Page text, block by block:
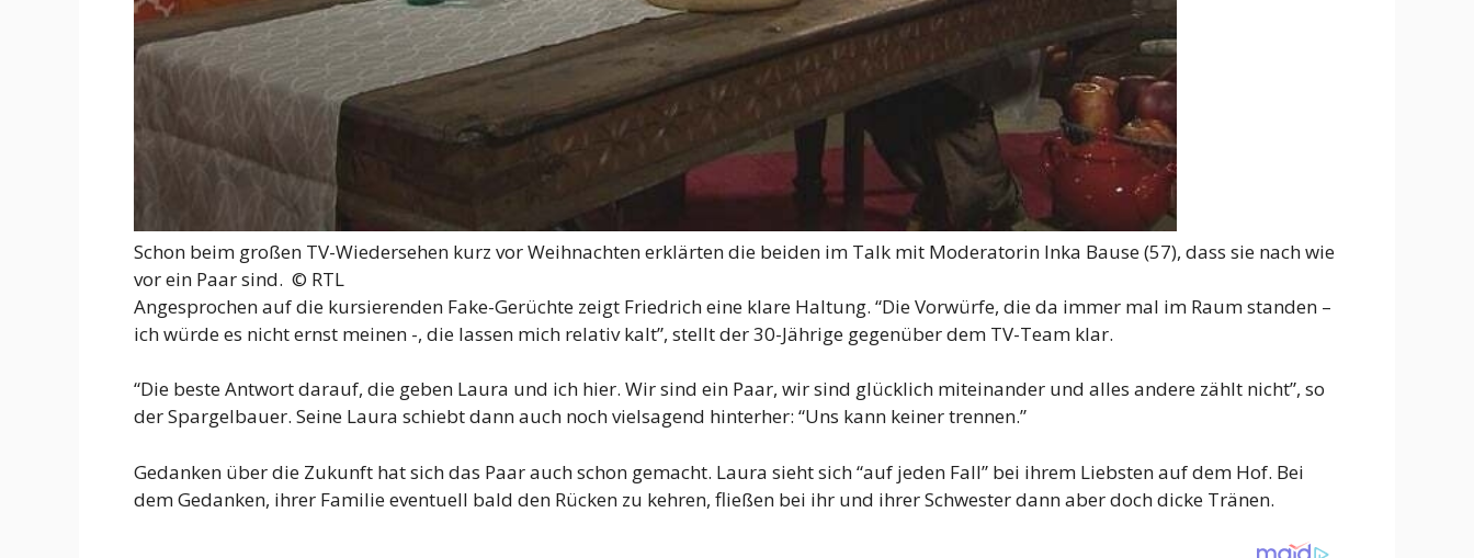
Schon beim großen TV-Wiedersehen kurz vor Weihnachten erklärten die beiden im Talk mit Moderatorin Inka Bause (57), dass sie nach wie
vor ein Paar sind. © RTL
Angesprochen auf die kursierenden Fake-Gerüchte zeigt Friedrich eine klare Haltung. “Die Vorwürfe, die da immer mal im Raum standen –
ich würde es nicht ernst meinen -, die lassen mich relativ kalt”, stellt der 30-Jährige gegenüber dem TV-Team klar.
“Die beste Antwort darauf, die geben Laura und ich hier. Wir sind ein Paar, wir sind glücklich miteinander und alles andere zählt nicht”, so
der Spargelbauer. Seine Laura schiebt dann auch noch vielsagend hinterher: “Uns kann keiner trennen.”
Gedanken über die Zukunft hat sich das Paar auch schon gemacht. Laura sieht sich “auf jeden Fall” bei ihrem Liebsten auf dem Hof. Bei
dem Gedanken, ihrer Familie eventuell bald den Rücken zu kehren, fließen bei ihr und ihrer Schwester dann aber doch dicke Tränen.